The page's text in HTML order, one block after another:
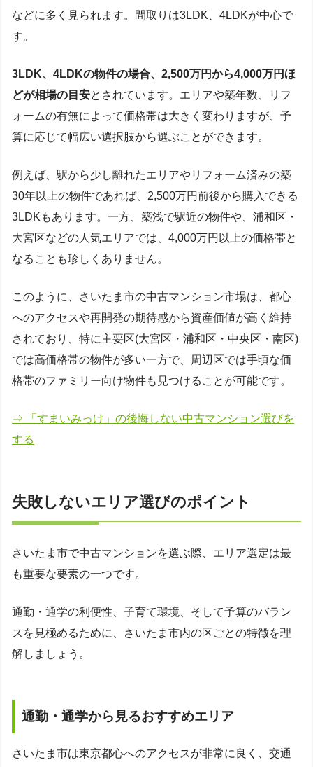
などに多く見られます。間取りは3LDK、4LDKが中心で
す。
3LDK、4LDKの物件の場合、2,500万円から4,000万円ほ
どが相場の目安とされています。エリアや築年数、リフ
ォームの有無によって価格帯は大きく変わりますが、予
算に応じて幅広い選択肢から選ぶことができます。
例えば、駅から少し離れたエリアやリフォーム済みの築
30年以上の物件であれば、2,500万円前後から購入できる
3LDKもあります。一方、築浅で駅近の物件や、浦和区・
大宮区などの人気エリアでは、4,000万円以上の価格帯と
なることも珍しくありません。
このように、さいたま市の中古マンション市場は、都心
へのアクセスや再開発の期待感から資産価値が高く維持
されており、特に主要区(大宮区・浦和区・中央区・南区)
では高価格帯の物件が多い一方で、周辺区では手頃な価
格帯のファミリー向け物件も見つけることが可能です。
⇒ 「すまいみっけ」の後悔しない中古マンション選びを
する
失敗しないエリア選びのポイント
さいたま市で中古マンションを選ぶ際、エリア選定は最
も重要な要素の一つです。
通勤・通学の利便性、子育て環境、そして予算のバラン
スを見極めるために、さいたま市内の区ごとの特徴を理
解しましょう。
通勤・通学から見るおすすめエリア
さいたま市は東京都心へのアクセスが非常に良く、交通